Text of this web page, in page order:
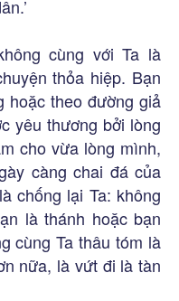
cùng với Ta là
thỏa hiệp. Bạn
hoặc theo đường giả
yêu thương bởi lòng
cho vừa lòng mình,
càng chai đá của
chống lại Ta: không
là thánh hoặc bạn
cùng Ta thâu tóm là
nữa, là vứt đi là tàn